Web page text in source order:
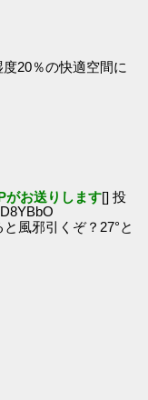
20％の快適空間に
がお送りします[] 投
風邪引くぞ？27°と